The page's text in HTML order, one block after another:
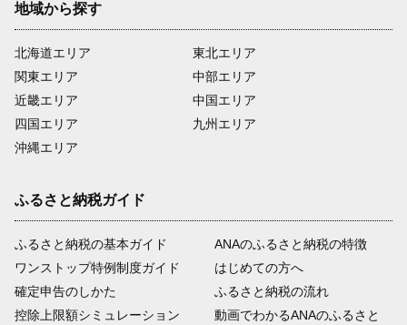
地域から探す
北海道エリア
関東エリア
近畿エリア
四国エリア
沖縄エリア
東北エリア
中部エリア
中国エリア
九州エリア
ふるさと納税ガイド
ふるさと納税の基本ガイド
ワンストップ特例制度ガイド
確定申告のしかた
控除上限額シミュレーション
ANAのふるさと納税の特徴
はじめての方へ
ふるさと納税の流れ
動画でわかるANAのふるさと